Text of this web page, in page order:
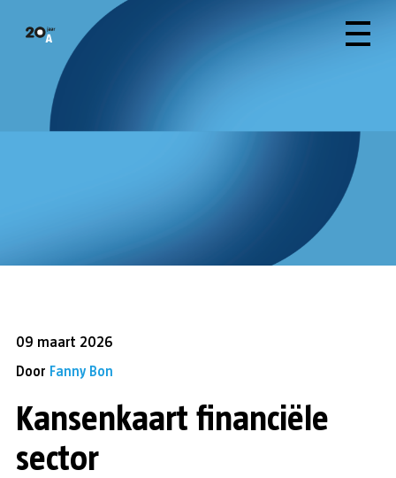
09 maart 2026
Door Fanny Bon
Kansenkaart financiële
sector